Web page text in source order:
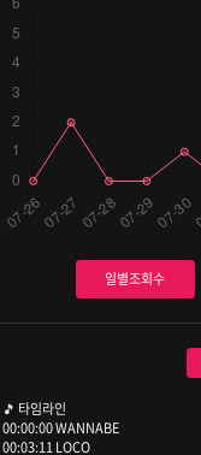
일별조회수
🎵 타임라인
00:00:00 WANNABE
00:03:11 LOCO